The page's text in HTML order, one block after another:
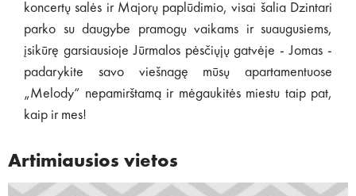
koncertų salės ir Majorų paplūdimio, visai šalia Dzintari
parko su daugybe pramogų vaikams ir suaugusiems,
įsikūrę garsiausioje Jūrmalos pėsčiųjų gatvėje - Jomas -
padarykite savo viešnagę mūsų apartamentuose
„Melody“ nepamirštamą ir mėgaukitės miestu taip pat,
kaip ir mes!
Artimiausios vietos